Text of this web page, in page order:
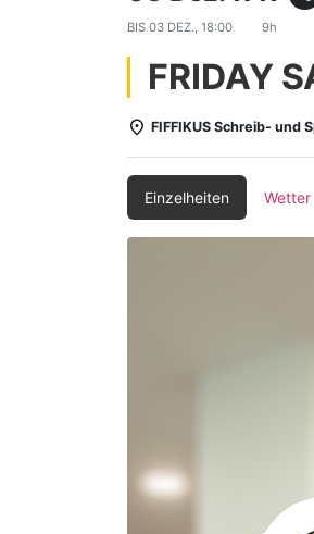
BIS 03 DEZ., 18:00 9h
FRIDAY
FIFFIKUS Schreib- und
Einzelheiten Wetter